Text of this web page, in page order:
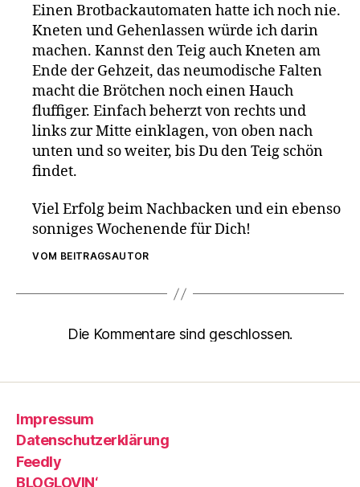
Einen Brotbackautomaten hatte ich noch nie.
Kneten und Gehenlassen würde ich darin
machen. Kannst den Teig auch Kneten am
Ende der Gehzeit, das neumodische Falten
macht die Brötchen noch einen Hauch
fluffiger. Einfach beherzt von rechts und
links zur Mitte einklagen, von oben nach
unten und so weiter, bis Du den Teig schön
findet.
Viel Erfolg beim Nachbacken und ein ebenso
sonniges Wochenende für Dich!
VOM BEITRAGSAUTOR
Die Kommentare sind geschlossen.
Impressum
Datenschutzerklärung
Feedly
BLOGLOVIN‘